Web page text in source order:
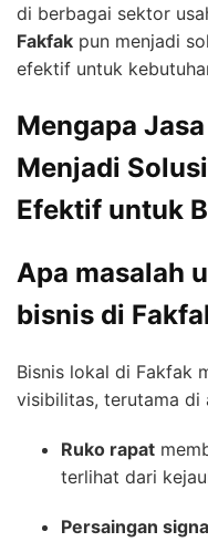
di berbagai sektor
Fakfak pun menjadi
efektif untuk
Mengapa
Menjadi
Efektif untuk
Apa masalah
bisnis di
Bisnis lokal di Fakfak
visibilitas, terutama di
Ruko rapat
terlihat dari
Persaingan